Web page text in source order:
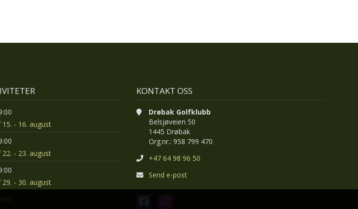
15. - 16. august
22. - 23. august
29. - 30. august
KONTAKT OSS
Drøbak Golfklubb
Belsjøveien 50
1445 Drøbak
Org.nr.: 958 799 470
+47 64 98 96 50
Send e-post